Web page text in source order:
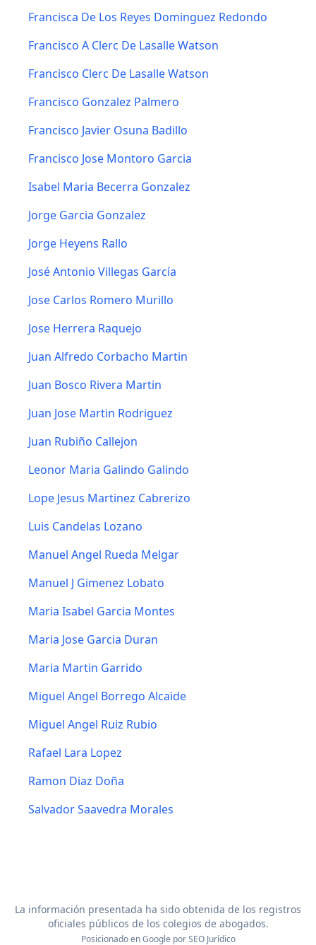
Francisca De Los Reyes Dominguez Redondo
Francisco A Clerc De Lasalle Watson
Francisco Clerc De Lasalle Watson
Francisco Gonzalez Palmero
Francisco Javier Osuna Badillo
Francisco Jose Montoro Garcia
Isabel Maria Becerra Gonzalez
Jorge Garcia Gonzalez
Jorge Heyens Rallo
José Antonio Villegas García
Jose Carlos Romero Murillo
Jose Herrera Raquejo
Juan Alfredo Corbacho Martin
Juan Bosco Rivera Martin
Juan Jose Martin Rodriguez
Juan Rubiño Callejon
Leonor Maria Galindo Galindo
Lope Jesus Martinez Cabrerizo
Luis Candelas Lozano
Manuel Angel Rueda Melgar
Manuel J Gimenez Lobato
Maria Isabel Garcia Montes
Maria Jose Garcia Duran
Maria Martin Garrido
Miguel Angel Borrego Alcaide
Miguel Angel Ruiz Rubio
Rafael Lara Lopez
Ramon Diaz Doña
Salvador Saavedra Morales
La información presentada ha sido obtenida de los registros
oficiales públicos de los colegios de abogados.
Posicionado en Google porSEO Jurídico